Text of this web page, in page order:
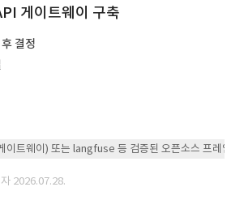
게이트웨이 구축
결정
트웨이) 또는 langfuse 등 검증된 오픈소스 프레임워
2026.07.28.